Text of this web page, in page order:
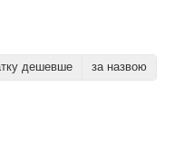
дешевше за назвою